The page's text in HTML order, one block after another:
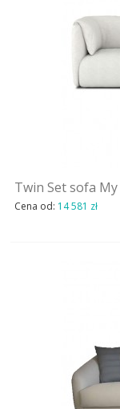
AKTUALNOSCI
INSPIRACJE
Twin Set sofa
Cena od: 14 581 zł